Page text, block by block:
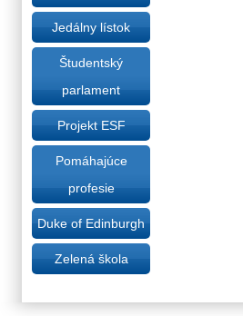
Jedálny lístok
Študentský
parlament
Projekt ESF
Pomáhajúce
profesie
Duke of Edinburgh
Zelená škola